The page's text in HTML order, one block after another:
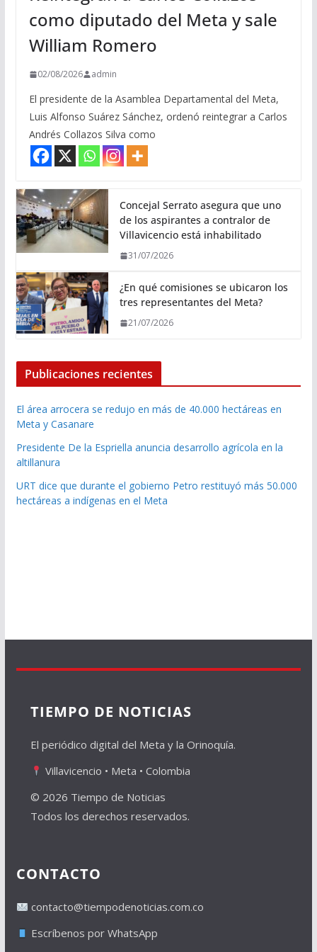
como diputado del Meta y sale
William Romero
02/08/2026 admin
El presidente de la Asamblea Departamental del Meta,
Luis Alfonso Suárez Sánchez, ordenó reintegrar a Carlos
Andrés Collazos Silva como
Concejal Serrato asegura que uno
de los aspirantes a contralor de
Villavicencio está inhabilitado
31/07/2026
¿En qué comisiones se ubicaron los
tres representantes del Meta?
21/07/2026
Publicaciones recientes
El área arrocera se redujo en más de 40.000 hectáreas en
Meta y Casanare
Presidente De la Espriella anuncia desarrollo agrícola en la
altillanura
URT dice que durante el gobierno Petro restituyó más 50.000
hectáreas a indígenas en el Meta
TIEMPO DE NOTICIAS
El periódico digital del Meta y la Orinoquía.
Villavicencio • Meta • Colombia
© 2026 Tiempo de Noticias
Todos los derechos reservados.
CONTACTO
contacto@tiempodenoticias.com.co
Escríbenos por WhatsApp